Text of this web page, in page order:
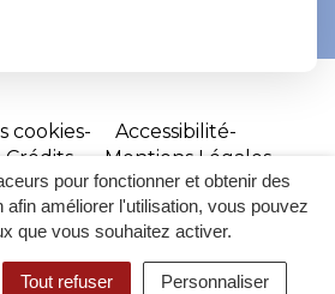
pour fonctionner et obtenir des
afin améliorer l'utilisation, vous pouvez
que vous souhaitez activer.
Tout refuser Personnaliser
cookies
Accessibilité
Crédits
Mentions Légales
Site
réalisé
par
Inovagora